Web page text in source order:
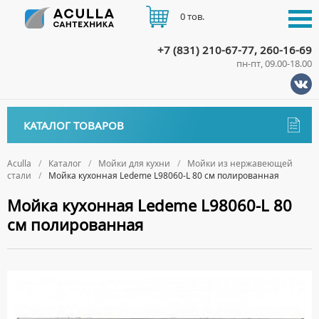
Aculla Каталог Мойки для кухни
Мойки из нержавеющей
стали
Мойка кухонная Ledeme L98060-L 80 см полированная
Мойка кухонная Ledeme L98060-L 80
см полированная
КАТАЛОГ ТОВАРОВ
ДЕРЖАТЕЛИ
ДИСПЕНСЕРЫ
ДОЗАТОРЫ ДЛЯ МЫЛА
Биде
НАПОЛЬНЫЕ БИДЕ
ПОДВЕСНЫЕ БИДЕ
КРЫШКИ ДЛЯ БИДЕ
Ванны
АКРИЛОВЫЕ ВАННЫ
Ванны комплектующие
Встройка
+7 (831) 210-67-77, 260-16-69
пн-пт, 09.00-18.00
0 тов.
ДОСТАВКА
ОПЛАТА
КОНТАКТЫ